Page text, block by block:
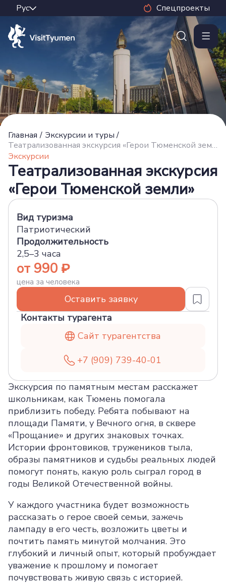
Спецпроекты
Главная / Экскурсии и туры /
Театрализованная экскурсия «Герои Тюменской земли»
Экскурсии
Театрализованная экскурсия
«Герои Тюменской земли»
Вид туризма
Патриотический
Продолжительность
2,5–3 часа
от 990
цена за человека
Оставить заявку
Контакты турагента
Сайт турагентства
+7 (909) 739-40-01
Экскурсия по памятным местам расскажет
школьникам, как Тюмень помогала
приблизить победу. Ребята побывают на
площади Памяти, у Вечного огня, в сквере
«Прощание» и других знаковых точках.
Истории фронтовиков, тружеников тыла,
образы памятников и судьбы реальных людей
помогут понять, какую роль сыграл город в
годы Великой Отечественной войны.
У каждого участника будет возможность
рассказать о герое своей семьи, зажечь
лампаду в его честь, возложить цветы и
почтить память минутой молчания. Это
глубокий и личный опыт, который пробуждает
уважение к прошлому и помогает
почувствовать живую связь с историей.